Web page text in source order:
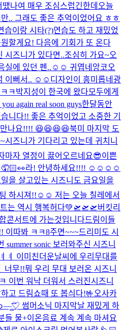
나여 매우 조심스럽긴한데 오늘
.. 그래도 좋은 추억이었어요 ㅎㅎ
습이랑 시타(?)연습도 하고 재밌었
할게요! 다음에 기회가 또 온다
시즈니가 있다면..조심히 가요~오
실에 있던 펜..☺️☺️ 귀엽네 앙코오
이뻐서.. ☺️☺️ 디자인이 흥미롭네 광
ㅋ 박지성이 한국에 왔다모두에게
again real soon guys한달동안
니다!! 좋은 추억이었고 소중한 기
나요!!!! 😆😆😆😆북미 마지막 도
시즈니가 기다리고 있는데 귀치니
마자 열정이 끓어오르네요😎이쁜
🤦🏻👀라! 안녕하세요!!!! ☺️☺️☺️☺️
을 살고있는 시즈니도 금요일을
하시져!!☺️☺️ 저는 오늘 칠레에서
는 역시 행복허다💚 🛫🛫🛫버킷리
콘서트에 가는것입니다드림이들
이따봐 ㅋㅋ8주면~~~드리미도 시
summer sonic 보러와주신 시즈니
ㅕ 이미친더운날씨에 우리무대를
너무!!뭐 우리 무대 보러온 시즈니
이번 워낙 더워서 스러진시즈니
고 드림쇼때 또 봅싀다!🤟 오사카
—̳͟͞͞♡ 썸머소닉 마지막날 재밌게 하
들 물+이온음료 계속 계속 마셔요